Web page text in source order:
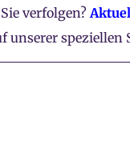
verfolgen?
speziellen